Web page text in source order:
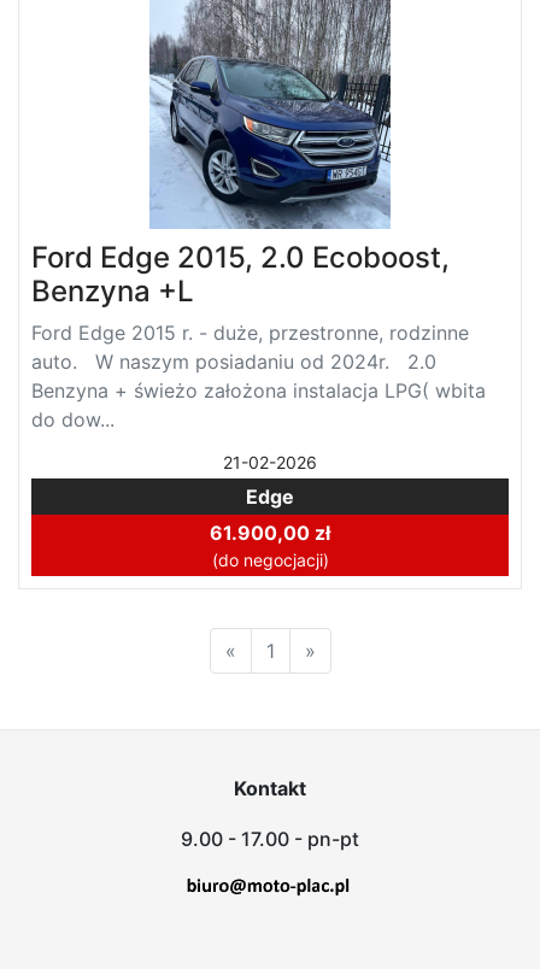
Ford Edge 2015, 2.0 Ecoboost,
Benzyna +L
Ford Edge 2015 r. - duże, przestronne, rodzinne
auto. W naszym posiadaniu od 2024r. 2.0
Benzyna + świeżo założona instalacja LPG( wbita
do dow...
21-02-2026
Edge
61.900,00 zł
(do negocjacji)
« 1 »
Kontakt
9.00 - 17.00 - pn-pt